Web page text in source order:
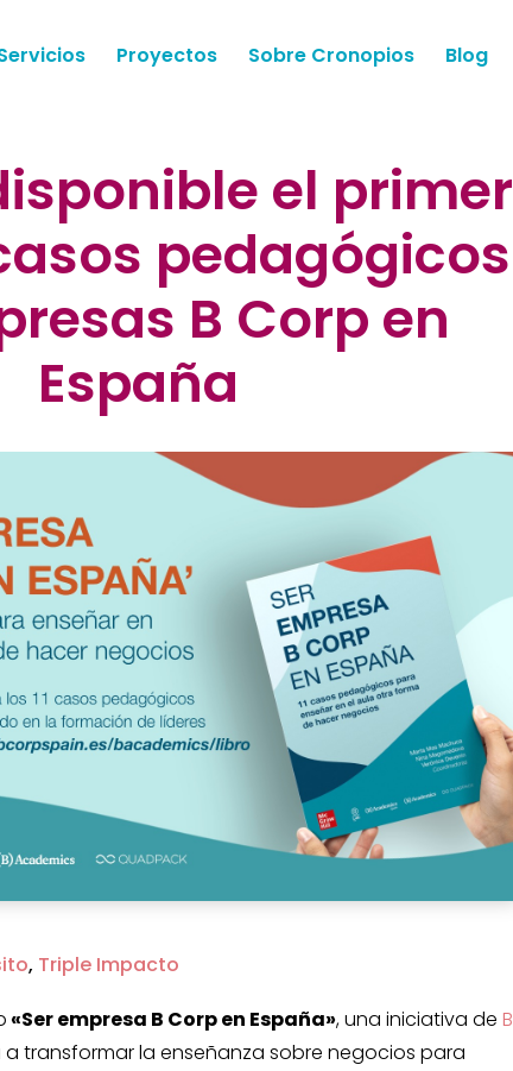
Proyectos Sobre Cronopios Blog
el primer
pedagógicos
B Corp en
España
, Triple Impacto
«Ser empresa B Corp en España», una iniciativa de B
transformar la enseñanza sobre negocios para